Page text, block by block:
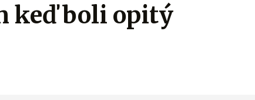
keď boli opitý